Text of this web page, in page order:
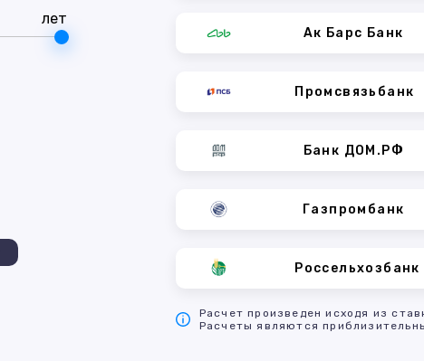
лет
Ак Барс Банк
Промсвязьбанк
Банк ДОМ.РФ
Газпромбанк
Россельхозбанк
Расчет произведен исходя из
Расчеты являются